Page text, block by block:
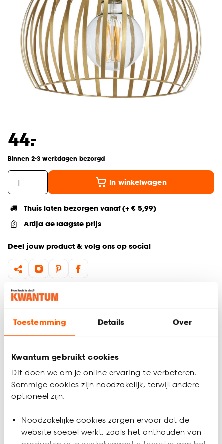
Toestemming Details Over
Kwantum gebruikt cookies
Dit doen we om je online ervaring te verbeteren.
Sommige cookies zijn noodzakelijk, terwijl andere
optioneel zijn.
Noodzakelijke cookies zorgen ervoor dat de
website soepel werkt, zoals het onthouden van
44.
-
Binnen 2-3 werkdagen bezorgd
In winkelwagen
Thuis laten bezorgen vanaf (+ € 5,99)
Altijd de laagste prijs
Deel jouw product & volg ons op social
Productomschrijving
E27 fitting
Plafondlamp Dian is een bolvormige lamp en verspreidt het
licht speels in de ruimte. De lamp heeft een E27 fitting en
wordt geleverd exclusief lichtbron. Zo heb je zelf de vrijheid
om een lichtbron toe te voegen passend bij jouw
Productspecificaties
Artikelnummer 4306750